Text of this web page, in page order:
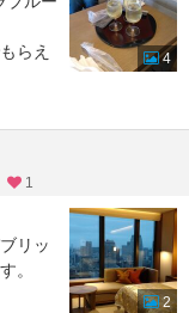
らえ
ブニ
4
1
リッ
。
2